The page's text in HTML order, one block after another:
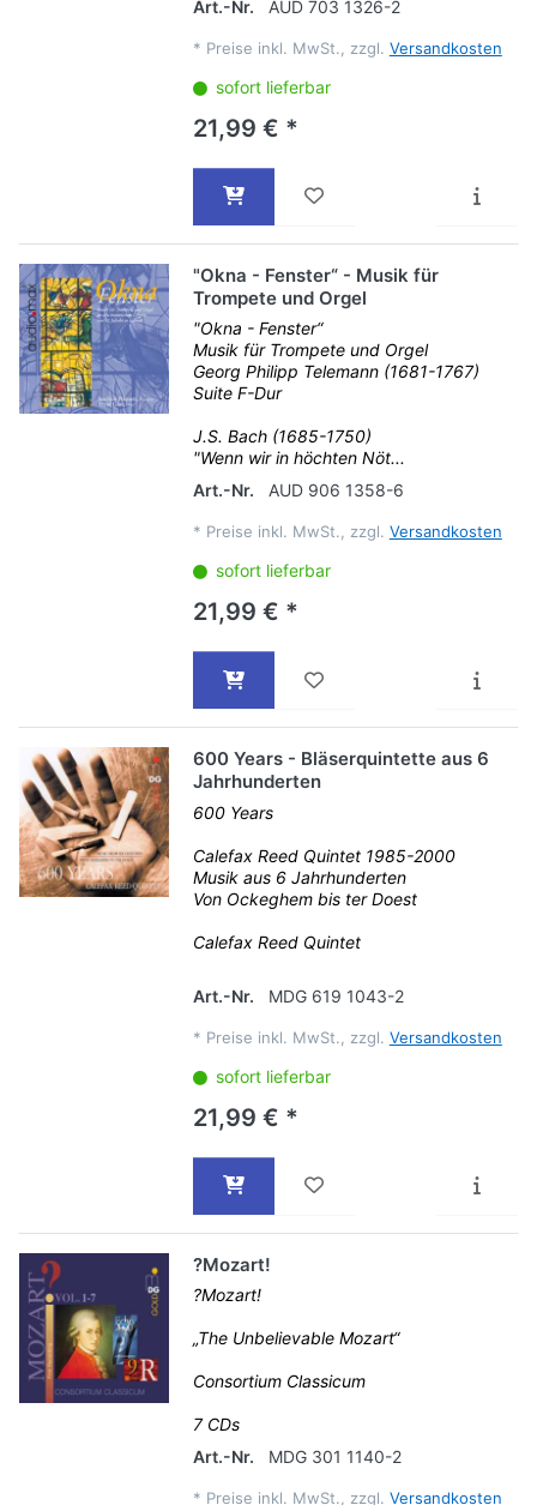
Art.-Nr.
AUD 703 1326-2
* Preise inkl. MwSt., zzgl. Versandkosten
sofort lieferbar
21,99 € *
"Okna - Fenster“ - Musik für
Trompete und Orgel
"Okna - Fenster“
Musik für Trompete und Orgel
Georg Philipp Telemann (1681-1767)
Suite F-Dur
J.S. Bach (1685-1750)
"Wenn wir in höchten Nöt...
Art.-Nr.
AUD 906 1358-6
* Preise inkl. MwSt., zzgl. Versandkosten
sofort lieferbar
21,99 € *
600 Years - Bläserquintette aus 6
Jahrhunderten
600 Years
Calefax Reed Quintet 1985-2000
Musik aus 6 Jahrhunderten
Von Ockeghem bis ter Doest
Calefax Reed Quintet
Art.-Nr. MDG 619 1043-2
* Preise inkl. MwSt., zzgl. Versandkosten
sofort lieferbar
21,99 € *
?Mozart!
?Mozart!
„The Unbelievable Mozart“
Consortium Classicum
7 CDs
Art.-Nr.
MDG 301 1140-2
* Preise inkl. MwSt., zzgl. Versandkosten